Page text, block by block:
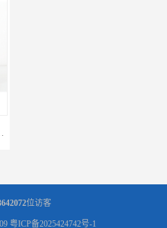
位访客
粤ICP备2025424742号-1